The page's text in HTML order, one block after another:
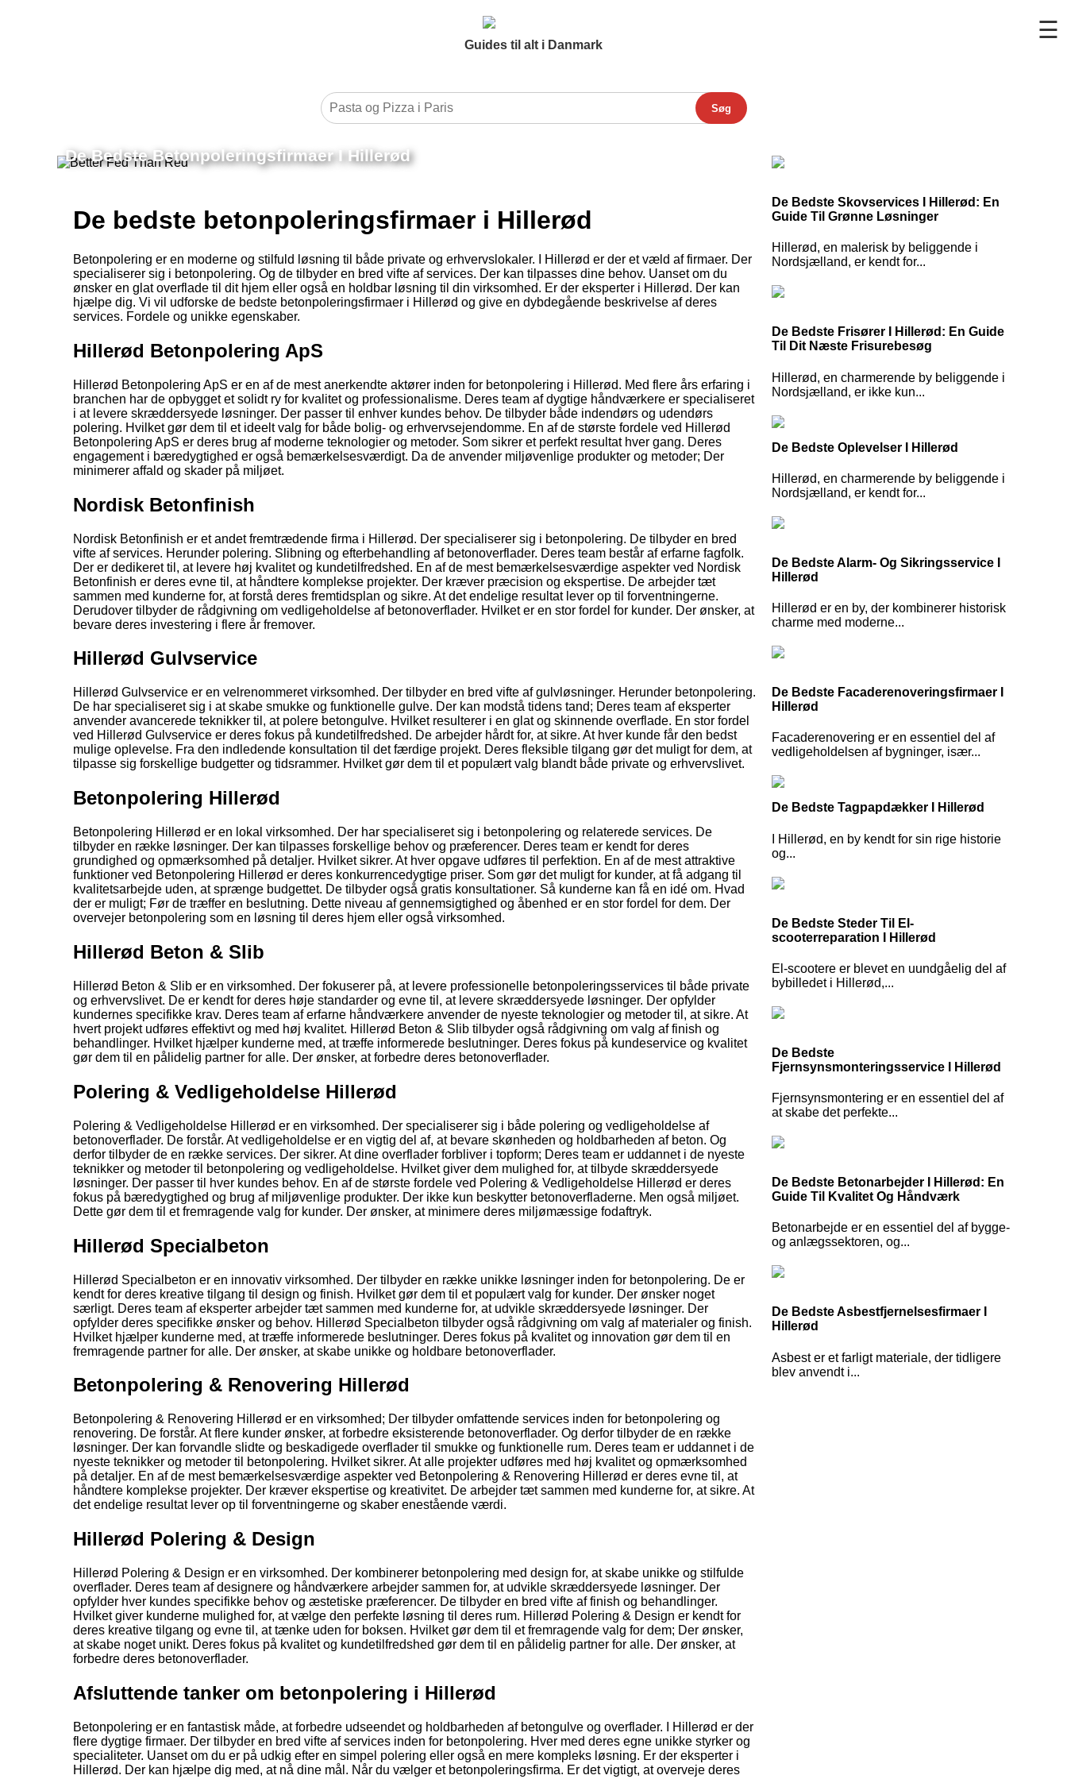
Guides til alt i Danmark
☰
Søg
De Bedste Betonpoleringsfirmaer I Hillerød
De bedste betonpoleringsfirmaer i Hillerød
Betonpolering er en moderne og stilfuld løsning til både private og erhvervslokaler. I Hillerød er der et væld af firmaer. Der
specialiserer sig i betonpolering. Og de tilbyder en bred vifte af services. Der kan tilpasses dine behov. Uanset om du
ønsker en glat overflade til dit hjem eller også en holdbar løsning til din virksomhed. Er der eksperter i Hillerød. Der kan
hjælpe dig. Vi vil udforske de bedste betonpoleringsfirmaer i Hillerød og give en dybdegående beskrivelse af deres
services. Fordele og unikke egenskaber.
Hillerød Betonpolering ApS
Hillerød Betonpolering ApS er en af de mest anerkendte aktører inden for betonpolering i Hillerød. Med flere års erfaring i
branchen har de opbygget et solidt ry for kvalitet og professionalisme. Deres team af dygtige håndværkere er specialiseret
i at levere skræddersyede løsninger. Der passer til enhver kundes behov. De tilbyder både indendørs og udendørs
polering. Hvilket gør dem til et ideelt valg for både bolig- og erhvervsejendomme. En af de største fordele ved Hillerød
Betonpolering ApS er deres brug af moderne teknologier og metoder. Som sikrer et perfekt resultat hver gang. Deres
engagement i bæredygtighed er også bemærkelsesværdigt. Da de anvender miljøvenlige produkter og metoder; Der
minimerer affald og skader på miljøet.
Nordisk Betonfinish
Nordisk Betonfinish er et andet fremtrædende firma i Hillerød. Der specialiserer sig i betonpolering. De tilbyder en bred
vifte af services. Herunder polering. Slibning og efterbehandling af betonoverflader. Deres team består af erfarne fagfolk.
Der er dedikeret til, at levere høj kvalitet og kundetilfredshed. En af de mest bemærkelsesværdige aspekter ved Nordisk
Betonfinish er deres evne til, at håndtere komplekse projekter. Der kræver præcision og ekspertise. De arbejder tæt
sammen med kunderne for, at forstå deres fremtidsplan og sikre. At det endelige resultat lever op til forventningerne.
Derudover tilbyder de rådgivning om vedligeholdelse af betonoverflader. Hvilket er en stor fordel for kunder. Der ønsker, at
bevare deres investering i flere år fremover.
Hillerød Gulvservice
Hillerød Gulvservice er en velrenommeret virksomhed. Der tilbyder en bred vifte af gulvløsninger. Herunder betonpolering.
De har specialiseret sig i at skabe smukke og funktionelle gulve. Der kan modstå tidens tand; Deres team af eksperter
anvender avancerede teknikker til, at polere betongulve. Hvilket resulterer i en glat og skinnende overflade. En stor fordel
ved Hillerød Gulvservice er deres fokus på kundetilfredshed. De arbejder hårdt for, at sikre. At hver kunde får den bedst
mulige oplevelse. Fra den indledende konsultation til det færdige projekt. Deres fleksible tilgang gør det muligt for dem, at
tilpasse sig forskellige budgetter og tidsrammer. Hvilket gør dem til et populært valg blandt både private og erhvervslivet.
Betonpolering Hillerød
Betonpolering Hillerød er en lokal virksomhed. Der har specialiseret sig i betonpolering og relaterede services. De
tilbyder en række løsninger. Der kan tilpasses forskellige behov og præferencer. Deres team er kendt for deres
grundighed og opmærksomhed på detaljer. Hvilket sikrer. At hver opgave udføres til perfektion. En af de mest attraktive
funktioner ved Betonpolering Hillerød er deres konkurrencedygtige priser. Som gør det muligt for kunder, at få adgang til
kvalitetsarbejde uden, at sprænge budgettet. De tilbyder også gratis konsultationer. Så kunderne kan få en idé om. Hvad
der er muligt; Før de træffer en beslutning. Dette niveau af gennemsigtighed og åbenhed er en stor fordel for dem. Der
overvejer betonpolering som en løsning til deres hjem eller også virksomhed.
Hillerød Beton & Slib
Hillerød Beton & Slib er en virksomhed. Der fokuserer på, at levere professionelle betonpoleringsservices til både private
og erhvervslivet. De er kendt for deres høje standarder og evne til, at levere skræddersyede løsninger. Der opfylder
kundernes specifikke krav. Deres team af erfarne håndværkere anvender de nyeste teknologier og metoder til, at sikre. At
hvert projekt udføres effektivt og med høj kvalitet. Hillerød Beton & Slib tilbyder også rådgivning om valg af finish og
behandlinger. Hvilket hjælper kunderne med, at træffe informerede beslutninger. Deres fokus på kundeservice og kvalitet
gør dem til en pålidelig partner for alle. Der ønsker, at forbedre deres betonoverflader.
Polering & Vedligeholdelse Hillerød
Polering & Vedligeholdelse Hillerød er en virksomhed. Der specialiserer sig i både polering og vedligeholdelse af
betonoverflader. De forstår. At vedligeholdelse er en vigtig del af, at bevare skønheden og holdbarheden af beton. Og
derfor tilbyder de en række services. Der sikrer. At dine overflader forbliver i topform; Deres team er uddannet i de nyeste
teknikker og metoder til betonpolering og vedligeholdelse. Hvilket giver dem mulighed for, at tilbyde skræddersyede
løsninger. Der passer til hver kundes behov. En af de største fordele ved Polering & Vedligeholdelse Hillerød er deres
fokus på bæredygtighed og brug af miljøvenlige produkter. Der ikke kun beskytter betonoverfladerne. Men også miljøet.
Dette gør dem til et fremragende valg for kunder. Der ønsker, at minimere deres miljømæssige fodaftryk.
Hillerød Specialbeton
Hillerød Specialbeton er en innovativ virksomhed. Der tilbyder en række unikke løsninger inden for betonpolering. De er
kendt for deres kreative tilgang til design og finish. Hvilket gør dem til et populært valg for kunder. Der ønsker noget
særligt. Deres team af eksperter arbejder tæt sammen med kunderne for, at udvikle skræddersyede løsninger. Der
opfylder deres specifikke ønsker og behov. Hillerød Specialbeton tilbyder også rådgivning om valg af materialer og finish.
Hvilket hjælper kunderne med, at træffe informerede beslutninger. Deres fokus på kvalitet og innovation gør dem til en
fremragende partner for alle. Der ønsker, at skabe unikke og holdbare betonoverflader.
Betonpolering & Renovering Hillerød
Betonpolering & Renovering Hillerød er en virksomhed; Der tilbyder omfattende services inden for betonpolering og
renovering. De forstår. At flere kunder ønsker, at forbedre eksisterende betonoverflader. Og derfor tilbyder de en række
løsninger. Der kan forvandle slidte og beskadigede overflader til smukke og funktionelle rum. Deres team er uddannet i de
nyeste teknikker og metoder til betonpolering. Hvilket sikrer. At alle projekter udføres med høj kvalitet og opmærksomhed
på detaljer. En af de mest bemærkelsesværdige aspekter ved Betonpolering & Renovering Hillerød er deres evne til, at
håndtere komplekse projekter. Der kræver ekspertise og kreativitet. De arbejder tæt sammen med kunderne for, at sikre. At
det endelige resultat lever op til forventningerne og skaber enestående værdi.
Hillerød Polering & Design
Hillerød Polering & Design er en virksomhed. Der kombinerer betonpolering med design for, at skabe unikke og stilfulde
overflader. Deres team af designere og håndværkere arbejder sammen for, at udvikle skræddersyede løsninger. Der
opfylder hver kundes specifikke behov og æstetiske præferencer. De tilbyder en bred vifte af finish og behandlinger.
Hvilket giver kunderne mulighed for, at vælge den perfekte løsning til deres rum. Hillerød Polering & Design er kendt for
deres kreative tilgang og evne til, at tænke uden for boksen. Hvilket gør dem til et fremragende valg for dem; Der ønsker,
at skabe noget unikt. Deres fokus på kvalitet og kundetilfredshed gør dem til en pålidelig partner for alle. Der ønsker, at
forbedre deres betonoverflader.
Afsluttende tanker om betonpolering i Hillerød
Betonpolering er en fantastisk måde, at forbedre udseendet og holdbarheden af betongulve og overflader. I Hillerød er der
flere dygtige firmaer. Der tilbyder en bred vifte af services inden for betonpolering. Hver med deres egne unikke styrker og
specialiteter. Uanset om du er på udkig efter en simpel polering eller også en mere kompleks løsning. Er der eksperter i
Hillerød. Der kan hjælpe dig med, at nå dine mål. Når du vælger et betonpoleringsfirma. Er det vigtigt, at overveje deres
De Bedste Skovservices I Hillerød: En
Guide Til Grønne Løsninger
Hillerød, en malerisk by beliggende i
Nordsjælland, er kendt for...
De Bedste Frisører I Hillerød: En Guide
Til Dit Næste Frisurebesøg
Hillerød, en charmerende by beliggende i
Nordsjælland, er ikke kun...
De Bedste Oplevelser I Hillerød
Hillerød, en charmerende by beliggende i
Nordsjælland, er kendt for...
De Bedste Alarm- Og Sikringsservice I
Hillerød
Hillerød er en by, der kombinerer historisk
charme med moderne...
De Bedste Facaderenoveringsfirmaer I
Hillerød
Facaderenovering er en essentiel del af
vedligeholdelsen af bygninger, især...
De Bedste Tagpapdækker I Hillerød
I Hillerød, en by kendt for sin rige historie
og...
De Bedste Steder Til El-
scooterreparation I Hillerød
El-scootere er blevet en uundgåelig del af
bybilledet i Hillerød,...
De Bedste
Fjernsynsmonteringsservice I Hillerød
Fjernsynsmontering er en essentiel del af
at skabe det perfekte...
De Bedste Betonarbejder I Hillerød: En
Guide Til Kvalitet Og Håndværk
Betonarbejde er en essentiel del af bygge-
og anlægssektoren, og...
De Bedste Asbestfjernelsesfirmaer I
Hillerød
Asbest er et farligt materiale, der tidligere
blev anvendt i...